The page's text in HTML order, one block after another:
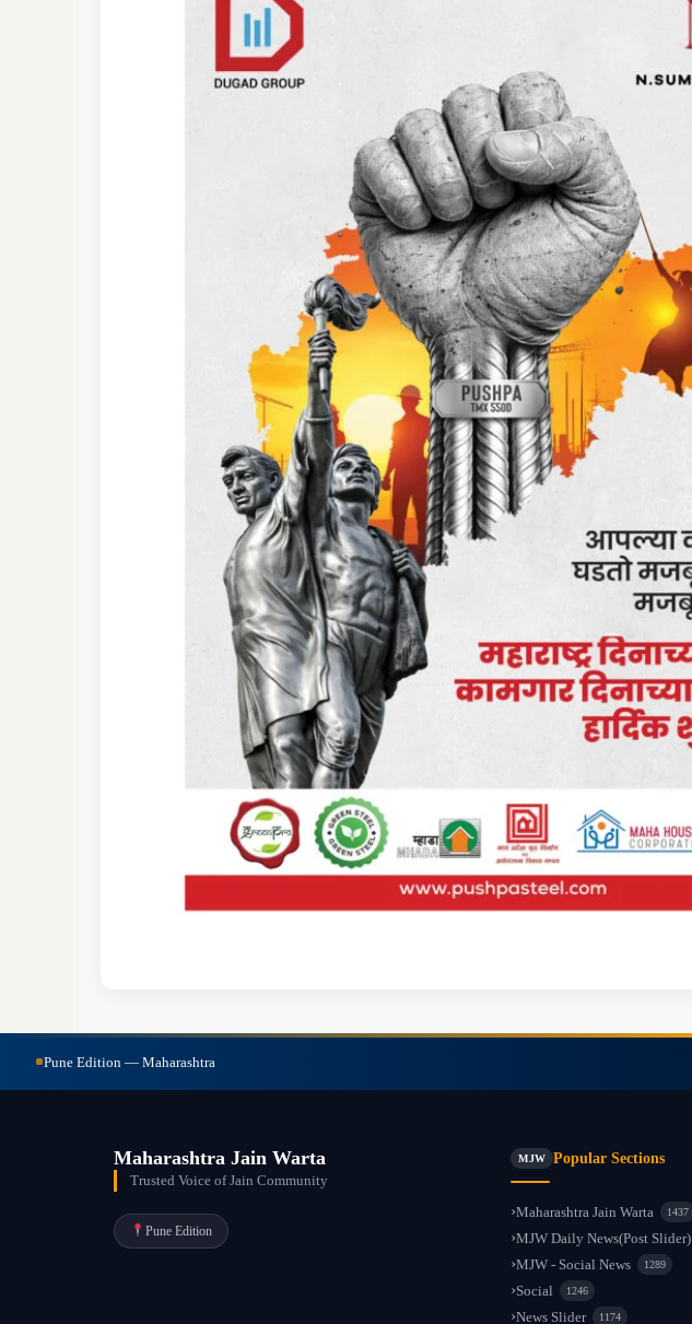
Pune Edition — Maharashtra
Maharashtra Jain Warta
Trusted Voice of Jain Community
Pune Edition
MJW Popular Sections
Maharashtra Jain Warta 1437
MJW Daily News(Post Slider)
MJW - Social News 1289
Social 1246
News Slider 1174